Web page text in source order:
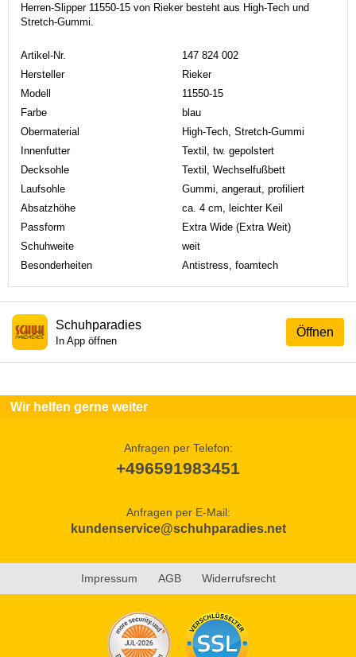
Herren-Slipper 11550-15 von Rieker besteht aus High-Tech und
Stretch-Gummi.
Artikel-Nr.
147 824 002
Hersteller
Rieker
Modell
11550-15
Farbe
blau
Obermaterial
High-Tech, Stretch-Gummi
Innenfutter
Textil, tw. gepolstert
Decksohle
Textil, Wechselfußbett
Laufsohle
Gummi, angeraut, profiliert
Absatzhöhe
ca. 4 cm, leichter Keil
Passform
Extra Wide (Extra Weit)
Schuhweite
weit
Besonderheiten
Antistress, foamtech
Öffnen
Schuhparadies
In App öffnen
Wir helfen gerne weiter
Anfragen per Telefon:
+496591983451
Anfragen per E-Mail:
kundenservice@schuhparadies.net
Impressum AGB Widerrufsrecht